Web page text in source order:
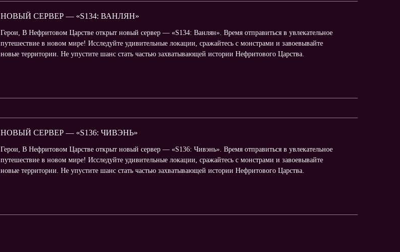
НОВЫЙ СЕРВЕР — «S134: ВАНЛЯН»
Герои, В Нефритовом Царстве открыт новый сервер — «S134: Ванлян». Время отправиться в увлекательное
путешествие в новом мире! Исследуйте удивительные локации, сражайтесь с монстрами и завоевывайте
новые территории. Не упустите шанс стать частью захватывающей истории Нефритового Царства.
НОВЫЙ СЕРВЕР — «S136: ЧИВЭНЬ»
Герои, В Нефритовом Царстве открыт новый сервер — «S136: Чивэнь». Время отправиться в увлекательное
путешествие в новом мире! Исследуйте удивительные локации, сражайтесь с монстрами и завоевывайте
новые территории. Не упустите шанс стать частью захватывающей истории Нефритового Царства.